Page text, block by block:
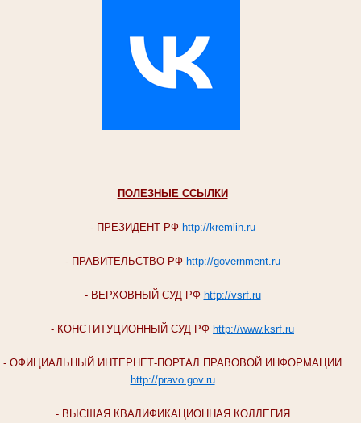
ПОЛЕЗНЫЕ ССЫЛКИ
- ПРЕЗИДЕНТ РФ http://kremlin.ru
- ПРАВИТЕЛЬСТВО РФ http://government.ru
- ВЕРХОВНЫЙ СУД РФ http://vsrf.ru
- КОНСТИТУЦИОННЫЙ СУД РФ http://www.ksrf.ru
- ОФИЦИАЛЬНЫЙ ИНТЕРНЕТ-ПОРТАЛ ПРАВОВОЙ ИНФОРМАЦИИ
http://pravo.gov.ru
- ВЫСШАЯ КВАЛИФИКАЦИОННАЯ КОЛЛЕГИЯ